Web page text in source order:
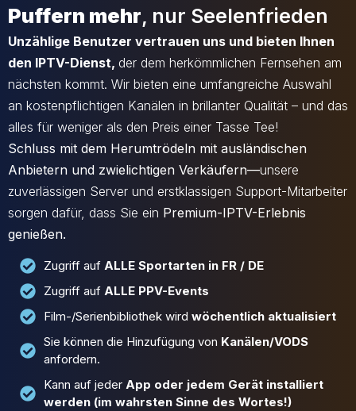
Puffern mehr, nur Seelenfrieden
Unzählige Benutzer vertrauen uns und bieten Ihnen
den IPTV-Dienst, der dem herkömmlichen Fernsehen am
nächsten kommt. Wir bieten eine umfangreiche Auswahl
an kostenpflichtigen Kanälen in brillanter Qualität – und das
alles für weniger als den Preis einer Tasse Tee!
Schluss mit dem Herumtrödeln mit ausländischen
Anbietern und zwielichtigen Verkäufern—unsere
zuverlässigen Server und erstklassigen Support-Mitarbeiter
sorgen dafür, dass Sie ein Premium-IPTV-Erlebnis
genießen.
Zugriff auf ALLE Sportarten in FR / DE
Zugriff auf ALLE PPV-Events
Film-/Serienbibliothek wird wöchentlich aktualisiert
Sie können die Hinzufügung von Kanälen/VODS
anfordern.
Kann auf jeder App oder jedem Gerät installiert
werden (im wahrsten Sinne des Wortes!)